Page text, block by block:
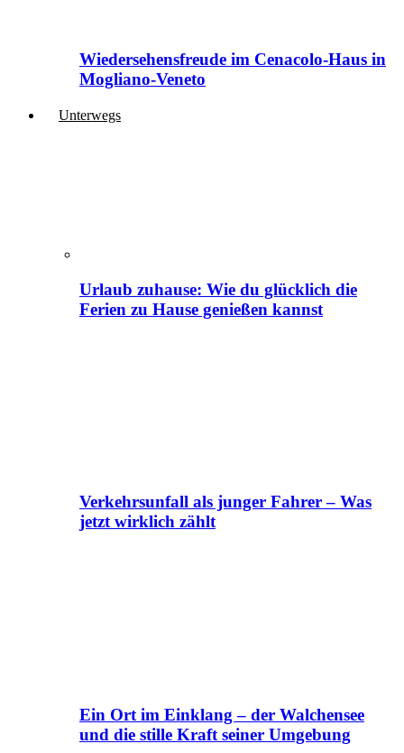
Wiedersehensfreude im Cenacolo-Haus in
Mogliano-Veneto
Unterwegs
Urlaub zuhause: Wie du glücklich die
Ferien zu Hause genießen kannst
Verkehrsunfall als junger Fahrer – Was
jetzt wirklich zählt
Ein Ort im Einklang – der Walchensee
und die stille Kraft seiner Umgebung